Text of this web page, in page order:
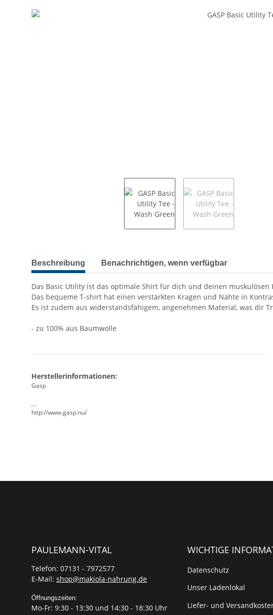
Beschreibung Benachrichtigen, wenn verfügbar
Das Basic Utility ist das optimale Shirt für dich und deinen muskulösen
Das bequeme T-shirt hat einen verstärkten Kragen und Nähte in
Es ist zudem aus widerstandsfähigem, angenehmen Material, was dir
- zu 100% aus Baumwolle
Herstellerinformationen:
Gasp
, ,
http://www.gasp.nu/
PAULEMANN-VITAL
Telefon: 07131 - 7972577
E-Mail: shop@makiola-nahrung.de
Öffnungszeiten:
Mo-Fr: 9:30 - 13:30 und 14:30 - 18:30 Uhr
WICHTIGE
Datenschutz
Unser Ladenlokal
Liefer- und